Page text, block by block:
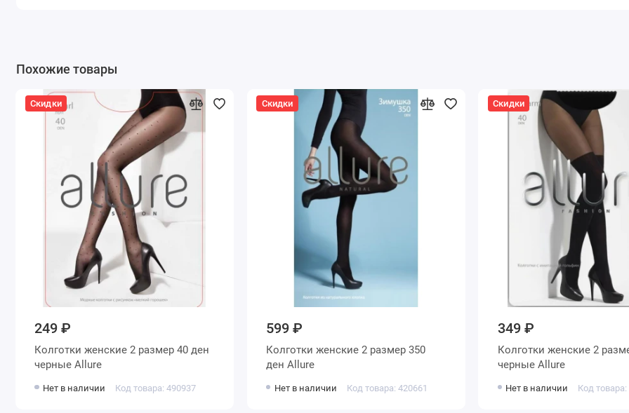
Похожие товары
Скидки
249 ₽
Колготки женские 2 размер 40 ден
черные Allure
Нет в наличии Код товара: 490937
Скидки
599 ₽
Колготки женские 2 размер 350
ден Allure
Нет в наличии Код товара: 420661
Скидки
349 ₽
Колготки женские 2 размер 40 ден
черные Allure
Нет в наличии Код